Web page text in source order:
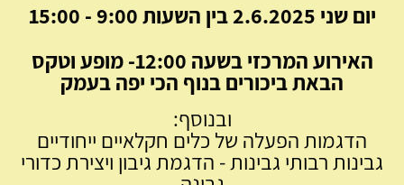
יום שני 2.6.2025 בין השעות 9:00 - 15:00
האירוע המרכזי בשעה 12:00- מופע וטקס
הבאת ביכורים בנוף הכי יפה בעמק
ובנוסף:
הדגמות הפעלה של כלים חקלאיים ייחודיים
גבינות רבותי גבינות - הדגמת גיבון ויצירת כדורי